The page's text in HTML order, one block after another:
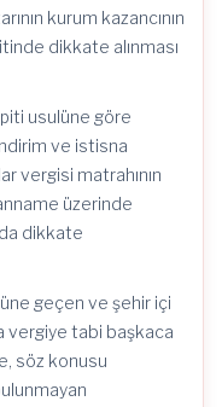
kurum kazancının
dikkate alınması
usulüne göre
ve istisna
vergisi matrahının
üzerinde
dikkate
geçen ve şehir içi
vergiye tabi başkaca
söz konusu